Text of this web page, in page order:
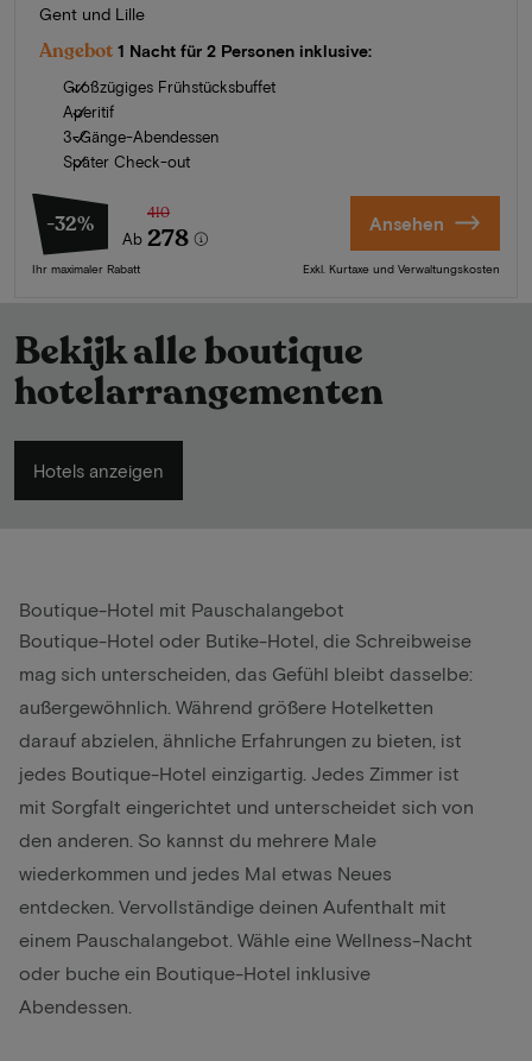
Gent und Lille
Angebot 1 Nacht für 2 Personen inklusive:
Großzügiges Frühstücksbuffet
Aperitif
3-Gänge-Abendessen
Später Check-out
-32%
Ab
410
278
Ihr maximaler Rabatt
Ansehen
Exkl. Kurtaxe und Verwaltungskosten
Bekijk alle boutique
hotelarrangementen
Hotels anzeigen
Boutique-Hotel mit Pauschalangebot
Boutique-Hotel oder Butike-Hotel, die Schreibweise
mag sich unterscheiden, das Gefühl bleibt dasselbe:
außergewöhnlich. Während größere Hotelketten
darauf abzielen, ähnliche Erfahrungen zu bieten, ist
jedes Boutique-Hotel einzigartig. Jedes Zimmer ist
mit Sorgfalt eingerichtet und unterscheidet sich von
den anderen. So kannst du mehrere Male
wiederkommen und jedes Mal etwas Neues
entdecken. Vervollständige deinen Aufenthalt mit
einem Pauschalangebot. Wähle eine Wellness-Nacht
oder buche ein Boutique-Hotel inklusive
Abendessen.